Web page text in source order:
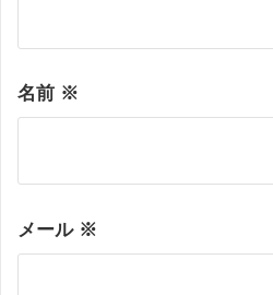
名前 ※
メール ※